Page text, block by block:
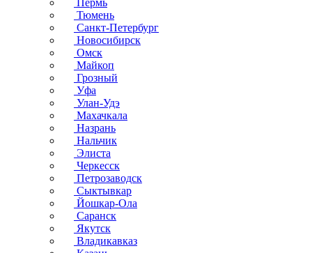
Пермь
Тюмень
Санкт-Петербург
Новосибирск
Омск
Майкоп
Грозный
Уфа
Улан-Удэ
Махачкала
Назрань
Нальчик
Элиста
Черкесск
Петрозаводск
Сыктывкар
Йошкар-Ола
Саранск
Якутск
Владикавказ